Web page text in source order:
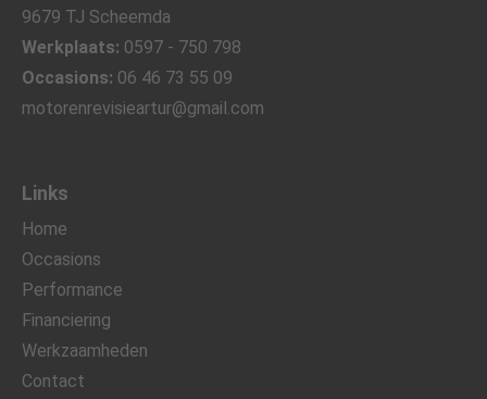
9679 TJ Scheemda
Werkplaats: 0597 - 750 798
Occasions: 06 46 73 55 09
motorenrevisieartur@gmail.com
Links
Home
Occasions
Performance
Financiering
Werkzaamheden
Contact